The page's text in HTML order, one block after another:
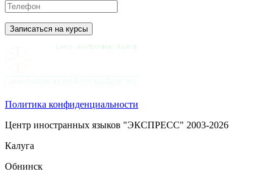
Политика конфиденциальности
Центр иностранных языков "ЭКСПРЕСС" 2003-2026
Калуга
Обнинск